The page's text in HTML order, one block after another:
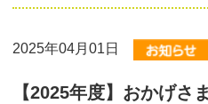
2025年04月01日
【2025年度】おかげさ